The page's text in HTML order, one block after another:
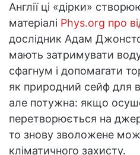
Англії ці «дірки»
матеріалі Phys.org про
дослідник Адам
мають затримувати
сфагнум і допомагати
як природний сейф для
але потужна: якщо
перетворюється на
то знову зволожене
кліматичного захисту.